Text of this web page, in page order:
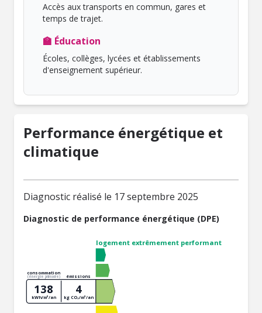
Accès aux transports en commun, gares et
temps de trajet.
🏫 Éducation
Écoles, collèges, lycées et établissements
d'enseignement supérieur.
Performance énergétique et
climatique
Diagnostic réalisé le 17 septembre 2025
Diagnostic de performance énergétique (DPE)
logement extrêmement performant
consommation
(énergie primaire) émissions
138
kWh/m²/an
4
kg CO₂/m²/an